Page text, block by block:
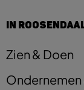
IN
Zien & Doen
Ondernemen